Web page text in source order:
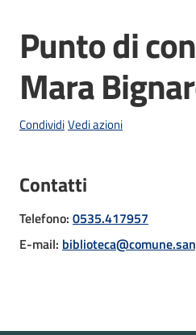
Novità
Servizi
Comune
Salta al contenuto
Punto di
Mara
CondividiVedi azioni
Contatti
Telefono: 0535.417957
E-mail: